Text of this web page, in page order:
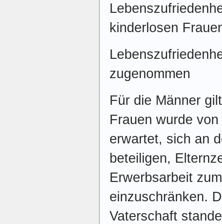
kinderlosen
zugenommen
Für die Männer
Frauen wurde
erwartet, sich an
beteiligen,
Erwerbsarbeit
einzuschränken.
Vaterschaft